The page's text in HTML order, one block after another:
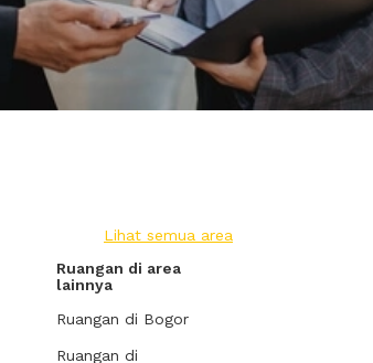
Lihat semua area
Ruangan di area
lainnya
Ruangan di Bogor
Ruangan di